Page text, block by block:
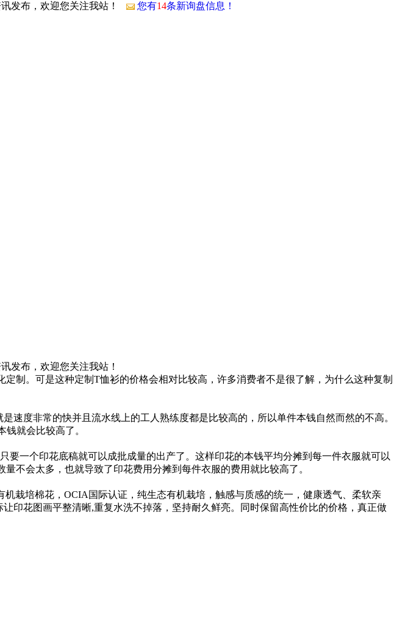
发布，欢迎您关注我站！ 您有14条新询盘信息！
发布，欢迎您关注我站！
。可是这种定制T恤衫的价格会相对比较高，许多消费者不是很了解，为什么这种复制
度非常的快并且流水线上的工人熟练度都是比较高的，所以单件本钱自然而然的不高。
就会比较高了。
一个印花底稿就可以成批成量的出产了。这样印花的本钱平均分摊到每一件衣服就可以
不会太多，也就导致了印花费用分摊到每件衣服的费用就比较高了。
机栽培棉花，OCIA国际认证，纯生态有机栽培，触感与质感的统一，健康透气、柔软亲
印花图画平整清晰,重复水洗不掉落，坚持耐久鲜亮。同时保留高性价比的价格，真正做